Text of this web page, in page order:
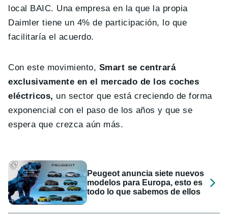
local BAIC. Una empresa en la que la propia
Daimler tiene un 4% de participación, lo que
facilitaría el acuerdo.
Con este movimiento, Smart se centrará
exclusivamente en el mercado de los coches
eléctricos, un sector que está creciendo de forma
exponencial con el paso de los años y que se
espera que crezca aún más.
Peugeot anuncia siete nuevos
modelos para Europa, esto es
todo lo que sabemos de ellos